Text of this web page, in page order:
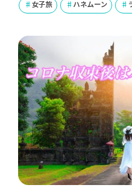
女子旅 ハネムーン